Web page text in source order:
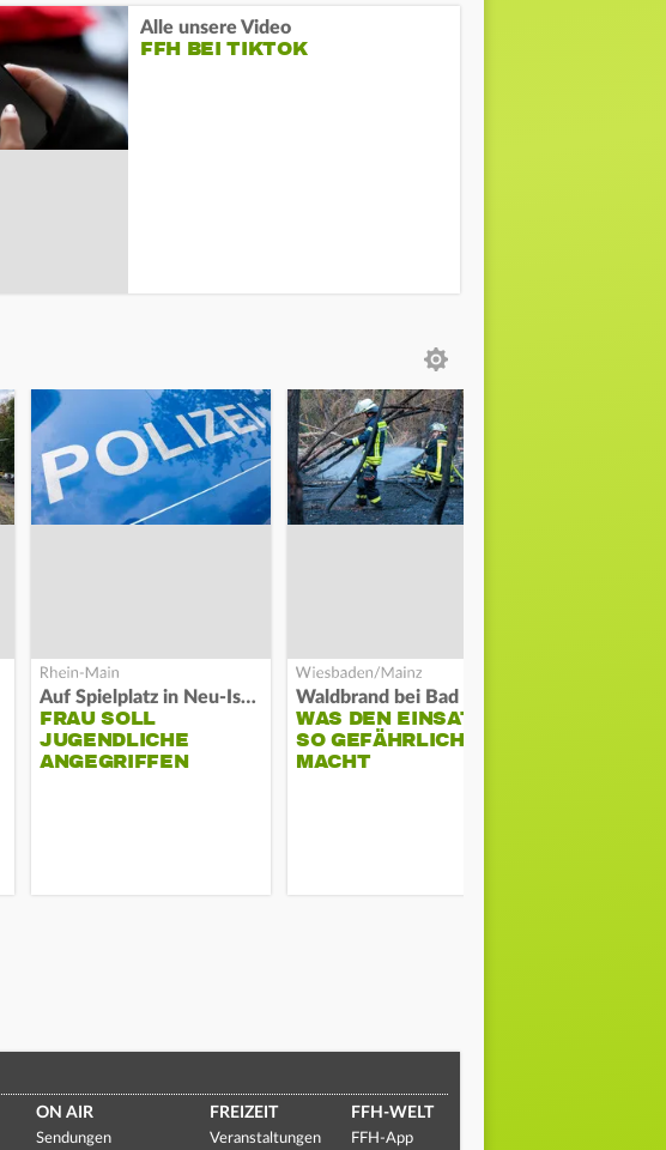
Alle unsere Video
FFH BEI TIKTOK
Auf Spielplatz in Neu-Isenburg
FRAU SOLL
JUGENDLICHE
ANGEGRIFFEN
WAS DEN EINSATZ
SO GEFÄHRLICH
MACHT
ON AIR
Sendungen
FREIZEIT
Veranstaltungen
FFH-WELT
FFH-App